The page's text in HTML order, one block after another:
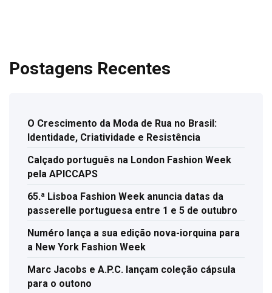
Postagens Recentes
O Crescimento da Moda de Rua no Brasil:
Identidade, Criatividade e Resistência
Calçado português na London Fashion Week
pela APICCAPS
65.ª Lisboa Fashion Week anuncia datas da
passerelle portuguesa entre 1 e 5 de outubro
Numéro lança a sua edição nova-iorquina para
a New York Fashion Week
Marc Jacobs e A.P.C. lançam coleção cápsula
para o outono